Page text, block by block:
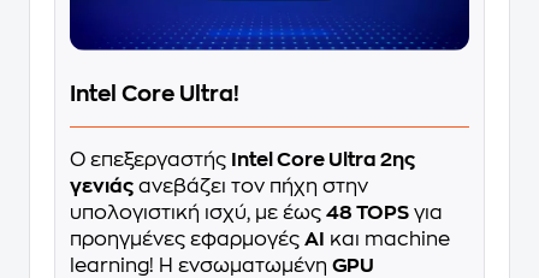
Intel Core Ultra!
Ο επεξεργαστής
Intel Core Ultra 2ης
γενιάς ανεβάζει τον πήχη στην
υπολογιστική ισχύ, με έως 48 TOPS για
προηγμένες εφαρμογές AI
και machine
learning! Η ενσωματωμένη GPU